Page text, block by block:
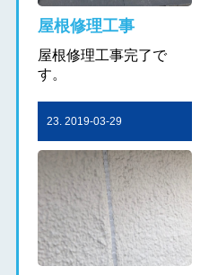
屋根修理工事
屋根修理工事完了で
す。
23. 2019-03-29